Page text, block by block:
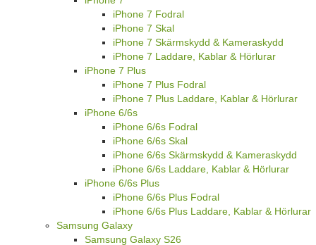
iPhone 7 Fodral
iPhone 7 Skal
iPhone 7 Skärmskydd & Kameraskydd
iPhone 7 Laddare, Kablar & Hörlurar
iPhone 7 Plus
iPhone 7 Plus Fodral
iPhone 7 Plus Laddare, Kablar & Hörlurar
iPhone 6/6s
iPhone 6/6s Fodral
iPhone 6/6s Skal
iPhone 6/6s Skärmskydd & Kameraskydd
iPhone 6/6s Laddare, Kablar & Hörlurar
iPhone 6/6s Plus
iPhone 6/6s Plus Fodral
iPhone 6/6s Plus Laddare, Kablar & Hörlurar
Samsung Galaxy
Samsung Galaxy S26